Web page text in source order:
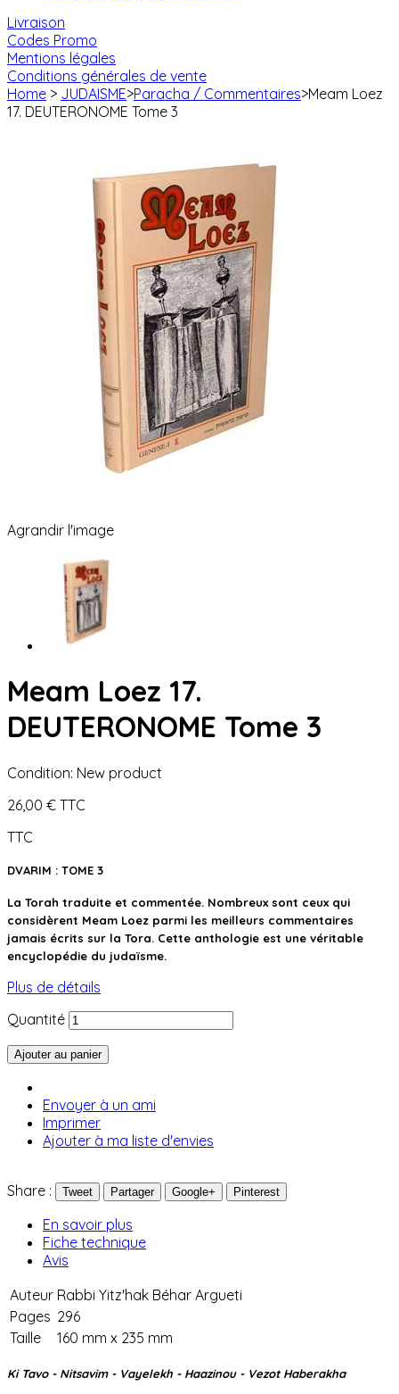
Livraison
Codes Promo
Mentions légales
Conditions générales de vente
Home > JUDAISME>Paracha / Commentaires>Meam Loez
17. DEUTERONOME Tome 3
Agrandir l'image
Meam Loez 17.
DEUTERONOME Tome 3
Condition: New product
26,00 € TTC
TTC
DVARIM : TOME 3
La Torah traduite et commentée. Nombreux sont ceux qui
considèrent Meam Loez parmi les meilleurs commentaires
jamais écrits sur la Tora. Cette anthologie est une véritable
encyclopédie du judaïsme.
Plus de détails
Quantité
Ajouter au panier
Envoyer à un ami
Imprimer
Ajouter à ma liste d'envies
Share : Tweet Partager Google+ Pinterest
En savoir plus
Fiche technique
Avis
Auteur Rabbi Yitz'hak Béhar Argueti
Pages 296
Taille
160 mm x 235 mm
Ki Tavo - Nitsavim - Vayelekh - Haazinou - Vezot Haberakha